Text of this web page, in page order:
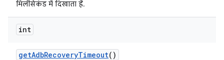
मिलीसेकंड में दिखाता है.
int
getAdbRecoveryTimeout()